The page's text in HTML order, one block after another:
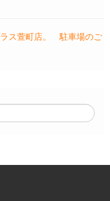
ス萱町店。 駐車場のご